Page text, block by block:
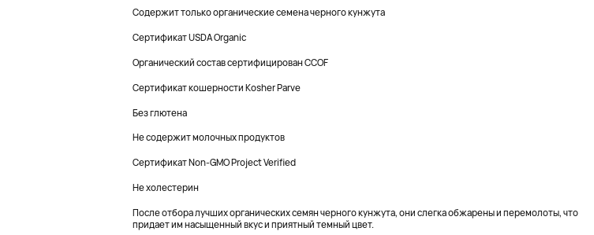
Содержит только органические семена черного кунжута
Сертификат USDA Organic
Органический состав сертифицирован CCOF
Сертификат кошерности Kosher Parve
Без глютена
Не содержит молочных продуктов
Сертификат Non-GMO Project Verified
Не холестерин
После отбора лучших органических семян черного кунжута, они слегка обжарены и перемолоты, что
придает им насыщенный вкус и приятный темный цвет.